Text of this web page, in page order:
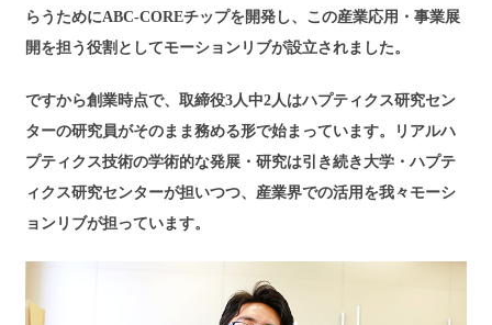
らうためにABC-COREチップを開発し、この産業応用・事業展
開を担う役割としてモーションリブが設立されました。
ですから創業時点で、取締役3人中2人はハプティクス研究セン
ターの研究員がそのまま務める形で始まっています。リアルハ
プティクス技術の学術的な発展・研究は引き続き大学・ハプテ
ィクス研究センターが担いつつ、産業界での活用を我々モーシ
ョンリブが担っています。